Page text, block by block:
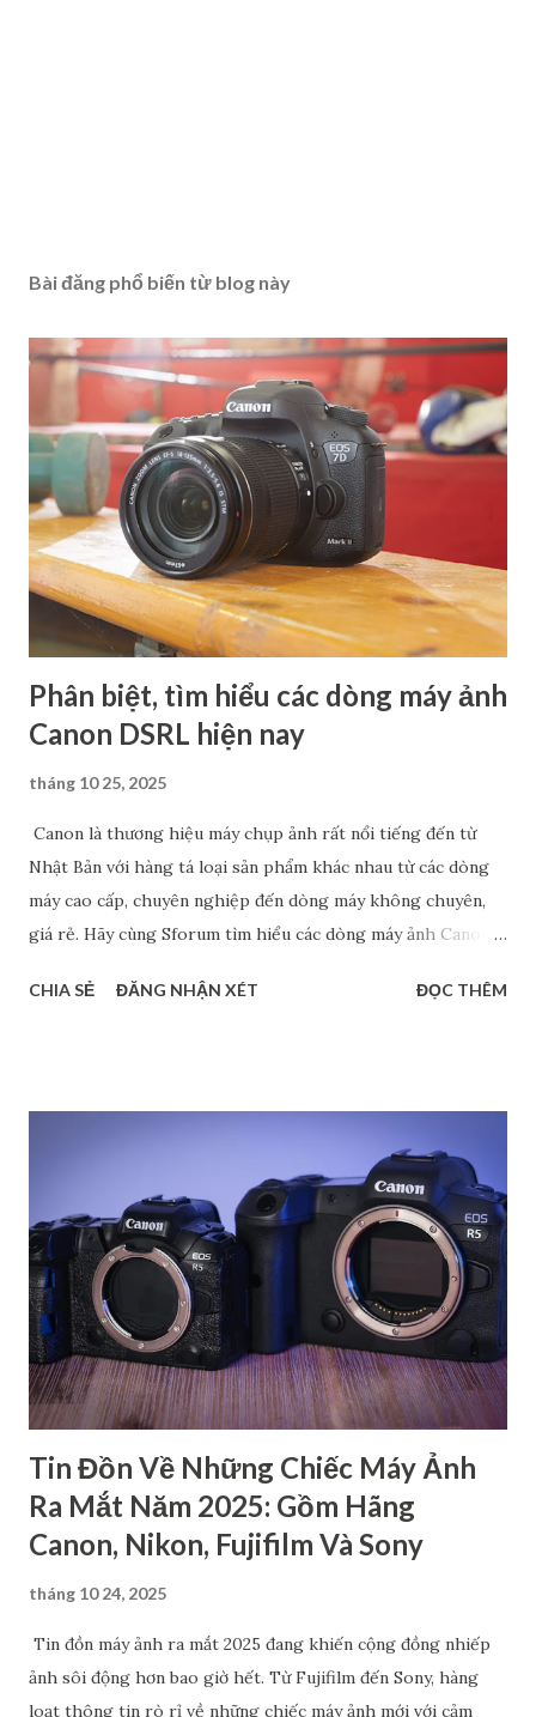
Bài đăng phổ biến từ blog này
Phân biệt, tìm hiểu các dòng máy ảnh
Canon DSRL hiện nay
tháng 10 25, 2025
Canon là thương hiệu máy chụp ảnh rất nổi tiếng đến từ
Nhật Bản với hàng tá loại sản phẩm khác nhau từ các dòng
máy cao cấp, chuyên nghiệp đến dòng máy không chuyên,
giá rẻ. Hãy cùng Sforum tìm hiểu các dòng máy ảnh Canon
Crop. Chắc chắn rằng, các thông tin này sẽ giúp bạn tìm ra
đặc điểm riêng để phục vụ cho các đối tượng người dùng
khác nhau. Dòng 1 số - Dòng cao cấp dành cho chuyên
nghiệp Đây là loại cao cấp nhất trong các dòng máy ảnh
Canon, chủ yếu dành cho các nhiếp ảnh gia chuyên nghiệp.
Hầu hết các sản phẩm thuộc dòng này đều có thiết kế chắc
chắn, kháng bụi, kháng nước,… nên có độ bền cao. Bên cạnh
đó, máy còn cho ra chất lượng hình ảnh rất cao với cảm biến
full-frame hoặc APS-C ca...
CHIA SẺ ĐĂNG NHẬN XÉT ĐỌC THÊM
Tin Đồn Về Những Chiếc Máy Ảnh
Ra Mắt Năm 2025: Gồm Hãng
Canon, Nikon, Fujifilm Và Sony
tháng 10 24, 2025
Tin đồn máy ảnh ra mắt 2025 đang khiến cộng đồng nhiếp
ảnh sôi động hơn bao giờ hết. Từ Fujifilm đến Sony, hàng
loạt thông tin rò rỉ về những chiếc máy ảnh mới với cảm